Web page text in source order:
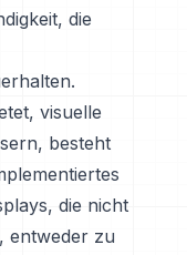
die
visuelle
besteht
die nicht
entweder zu